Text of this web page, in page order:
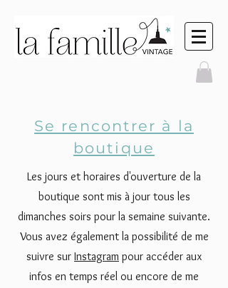
Se rencontrer à la
boutique
Les jours et horaires d'ouverture de la
boutique sont mis à jour tous les
dimanches soirs pour la semaine suivante.
Vous avez également la possibilité de me
suivre sur Instagram pour accéder aux
infos en temps réel ou encore de me